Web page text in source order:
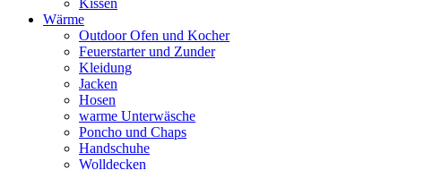
Kissen
Wärme
Outdoor Ofen und Kocher
Feuerstarter und Zunder
Kleidung
Jacken
Hosen
warme Unterwäsche
Poncho und Chaps
Handschuhe
Wolldecken